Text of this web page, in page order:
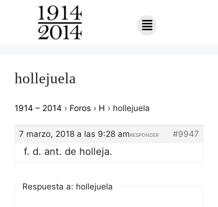
hollejuela
1914 – 2014 › Foros › H › hollejuela
7 marzo, 2018 a las 9:28 am #9947
RESPONDER
f. d. ant. de holleja.
Respuesta a: hollejuela